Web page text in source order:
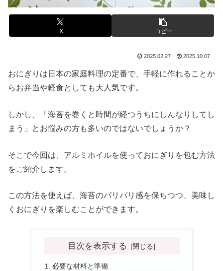
X コピー
2025.02.27 2025.10.07
おにぎりは日本の家庭料理の定番で、手軽に作れることか
らお弁当や軽食としても大人気です。
しかし、「海苔を巻くと時間が経つうちにしんなりしてし
まう」とお悩みの方も多いのではないでしょうか？
そこで今回は、アルミホイルを使っておにぎりを包む方法
をご紹介します。
この方法を使えば、海苔のパリパリ感を保ちつつ、美味し
くおにぎりを楽しむことができます。
目次を表示する
必要な材料と準備